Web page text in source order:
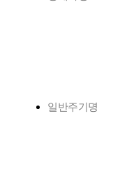
일반주기명